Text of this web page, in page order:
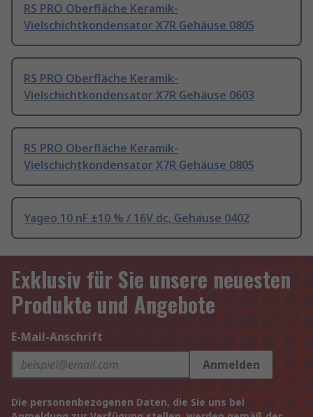
RS PRO Oberfläche Keramik-
Vielschichtkondensator X7R Gehäuse 0805
RS PRO Oberfläche Keramik-
Vielschichtkondensator X7R Gehäuse 0603
RS PRO Oberfläche Keramik-
Vielschichtkondensator X7R Gehäuse 0805
Yageo 10 nF ±10 % / 16V dc, Gehäuse 0402
Exklusiv für Sie unsere neuesten
Produkte und Angebote
E-Mail-Anschrift
Anmelden
Die personenbezogenen Daten, die Sie uns bei